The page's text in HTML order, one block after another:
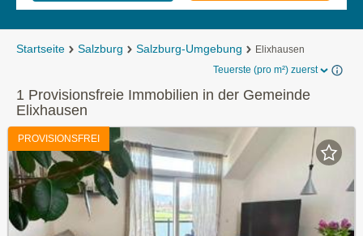
Startseite Salzburg Salzburg-Umgebung
Elixhausen
Teuerste (pro m²) zuerst
1 Provisionsfreie Immobilien in der Gemeinde
Elixhausen
PROVISIONSFREI